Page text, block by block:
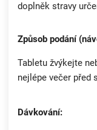
doplněk stravy
Způsob podání
Tabletu žvýkejte
nejlépe večer před
Dávkování: